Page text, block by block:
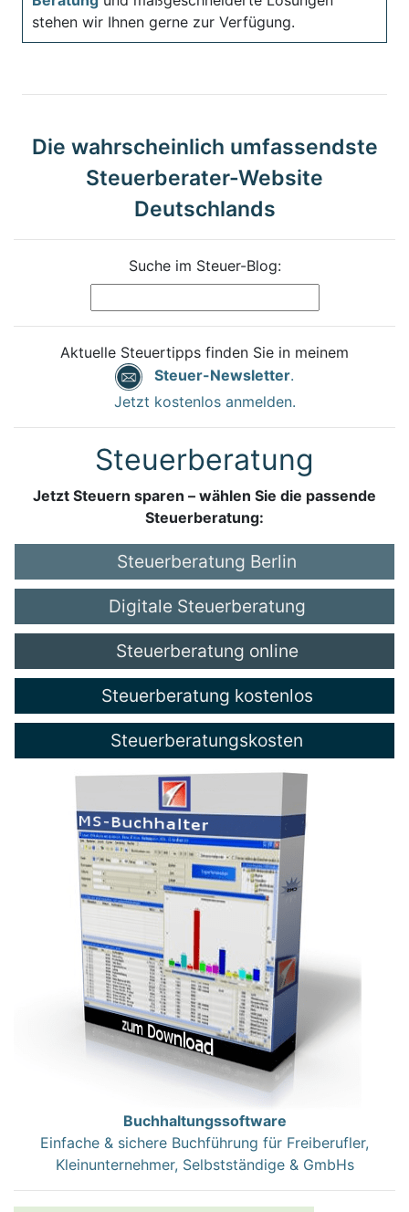
stehen wir Ihnen gerne zur Verfügung.
Die wahrscheinlich umfassendste
Steuerberater-Website
Deutschlands
Suche im Steuer-Blog:
Aktuelle Steuertipps finden Sie in meinem
Steuer-Newsletter.
Jetzt kostenlos anmelden.
Steuerberatung
Jetzt Steuern sparen – wählen Sie die passende
Steuerberatung:
Steuerberatung Berlin
Digitale Steuerberatung
Steuerberatung online
Steuerberatung kostenlos
Steuerberatungskosten
Buchhaltungssoftware
Einfache & sichere Buchführung für Freiberufler,
Kleinunternehmer, Selbstständige & GmbHs